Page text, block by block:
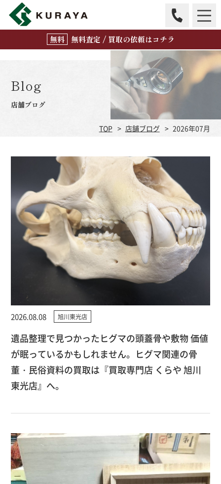
無料査定 / 買取の依頼はコチラ
Blog
店舗ブログ
TOP 店舗ブログ 2026年07月
2026.08.08 旭川東光店
遺品整理で見つかったヒグマの頭蓋骨や敷物 価値
が眠っているかもしれません。ヒグマ関連の骨
董・民俗資料の買取は『買取専門店 くらや 旭川
東光店』へ。